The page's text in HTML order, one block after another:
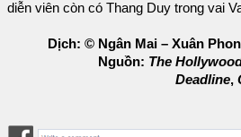
diễn viên còn có Thang Duy trong vai
Dịch: © Ngân Mai – Xuân
Nguồn: The
Deadline,